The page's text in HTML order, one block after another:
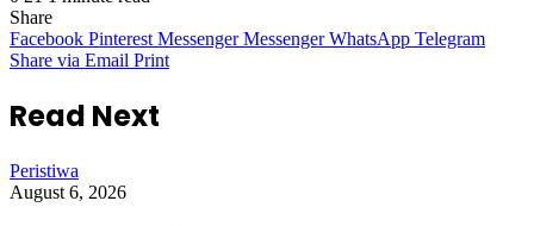
Share
Facebook Pinterest Messenger Messenger WhatsApp Telegram
Share via Email Print
Read Next
Peristiwa
August 6, 2026